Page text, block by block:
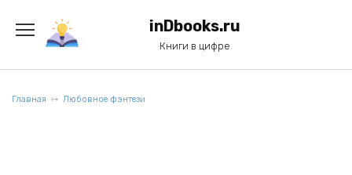
содержанию
inDbooks.ru
Книги в цифре
Главная Любовное фэнтези